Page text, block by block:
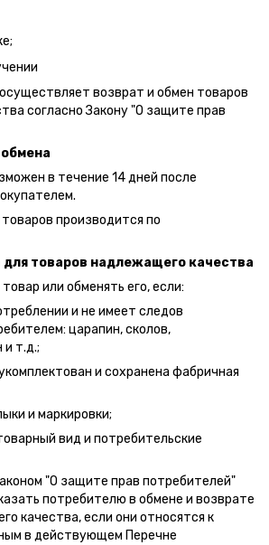
возврат и обмен товаров
согласно Закону "О защите прав
в течение 14 дней после
производится по
для товаров надлежащего качества
или обменять его, если:
и не имеет следов
царапин, сколов,
и т.д.;
и сохранена фабричная
и маркировки;
вид и потребительские
"О защите прав потребителей"
потребителю в обмене и возврате
качества, если они относятся к
в действующем Перечне